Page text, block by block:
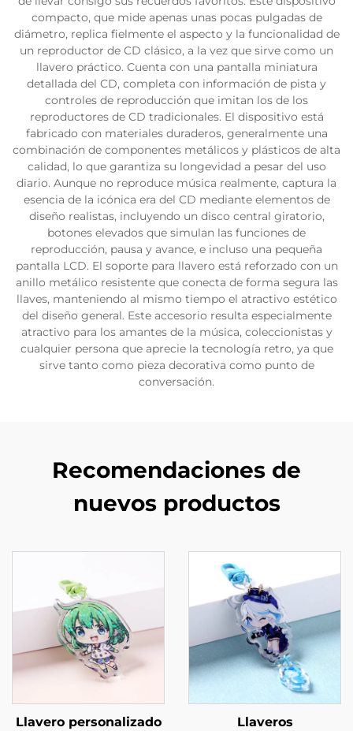
compacto, que mide apenas unas pocas pulgadas de
diámetro, replica fielmente el aspecto y la funcionalidad de
un reproductor de CD clásico, a la vez que sirve como un
llavero práctico. Cuenta con una pantalla miniatura
detallada del CD, completa con información de pista y
controles de reproducción que imitan los de los
reproductores de CD tradicionales. El dispositivo está
fabricado con materiales duraderos, generalmente una
combinación de componentes metálicos y plásticos de alta
calidad, lo que garantiza su longevidad a pesar del uso
diario. Aunque no reproduce música realmente, captura la
esencia de la icónica era del CD mediante elementos de
diseño realistas, incluyendo un disco central giratorio,
botones elevados que simulan las funciones de
reproducción, pausa y avance, e incluso una pequeña
pantalla LCD. El soporte para llavero está reforzado con un
anillo metálico resistente que conecta de forma segura las
llaves, manteniendo al mismo tiempo el atractivo estético
del diseño general. Este accesorio resulta especialmente
atractivo para los amantes de la música, coleccionistas y
cualquier persona que aprecie la tecnología retro, ya que
sirve tanto como pieza decorativa como punto de
conversación.
Recomendaciones de
nuevos productos
Llavero personalizado
Llaveros